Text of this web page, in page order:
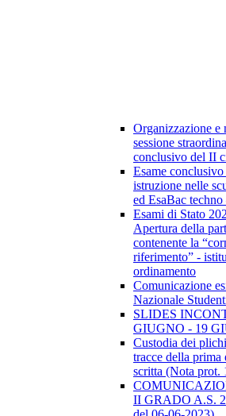
Organizzazione e
sessione
conclusivo del II
Esame
istruzione nelle
ed EsaBac
Esami di Stato
Apertura della
contenente la
riferimento” -
ordinamento
Comunicazione
Nazionale
SLIDES
GIUGNO - 19
Custodia dei
tracce della prima
scritta (Nota prot.
II GRADO A.S.